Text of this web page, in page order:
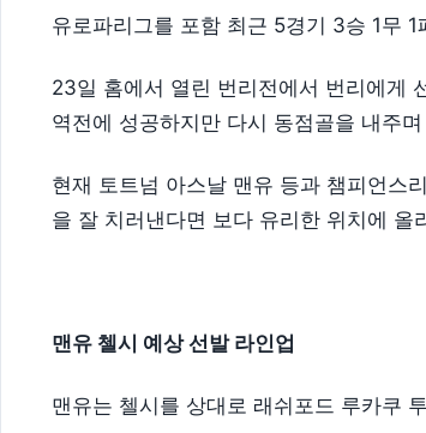
유로파리그를 포함 최근 5경기 3승 1무 1
23일 홈에서 열린 번리전에서 번리에게
역전에 성공하지만 다시 동점골을 내주
현재 토트넘 아스날 맨유 등과 챔피언스
을 잘 치러낸다면 보다 유리한 위치에 올
맨유 첼시 예상 선발 라인업
맨유는 첼시를 상대로 래쉬포드 루카쿠